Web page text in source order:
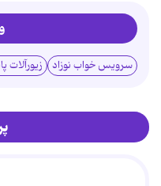
سرویس خواب نوزاد زیورآلات